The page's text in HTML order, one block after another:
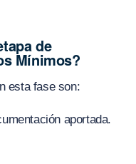
de
Mínimos?
esta fase son:
aportada.